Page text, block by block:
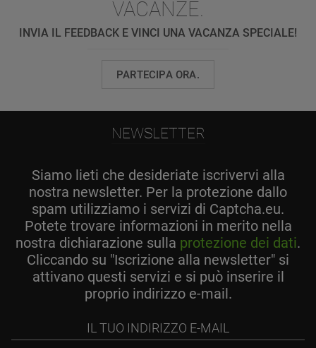
VACANZE.
INVIA IL FEEDBACK E VINCI UNA VACANZA SPECIALE!
PARTECIPA ORA.
NEWSLETTER
Siamo lieti che desideriate iscrivervi alla
nostra newsletter. Per la protezione dallo
spam utilizziamo i servizi di Captcha.eu.
Potete trovare informazioni in merito nella
nostra dichiarazione sulla protezione dei dati.
Cliccando su "Iscrizione alla newsletter" si
attivano questi servizi e si può inserire il
proprio indirizzo e-mail.
indirizzo